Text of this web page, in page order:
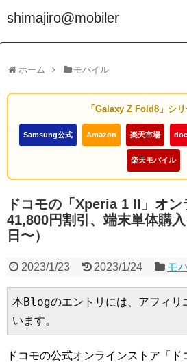
shimajiro@mobiler
ホーム モバイル
「Galaxy Z Fold8」シ
Samsung公式 Amazon 楽天市場
楽天モバイル
ドコモの「Xperia 1 II」オ
41,800円割引、端末単体購
日〜）
2023/1/23 2023/1/24 モ
本Blogのエントリには、アフィリ
います。
ドコモの公式オンラインストア「